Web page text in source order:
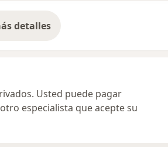
detalles
sobre la dirección
Usted puede pagar
especialista que acepte su